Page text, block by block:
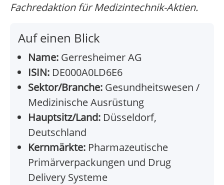
Fachredaktion für Medizintechnik-Aktien.
Auf einen Blick
Name: Gerresheimer AG
ISIN: DE000A0LD6E6
Sektor/Branche: Gesundheitswesen /
Medizinische Ausrüstung
Hauptsitz/Land: Düsseldorf,
Deutschland
Kernmärkte: Pharmazeutische
Primärverpackungen und Drug
Delivery Systeme